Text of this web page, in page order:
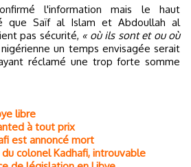
l'information mais le haut
que Saïf al Islam et Abdoullah al
pas sécurité, « où ils sont et ou où
un temps envisagée serait
réclamé une trop forte somme
libre
à tout prix
est annoncé mort
colonel Kadhafi, introuvable